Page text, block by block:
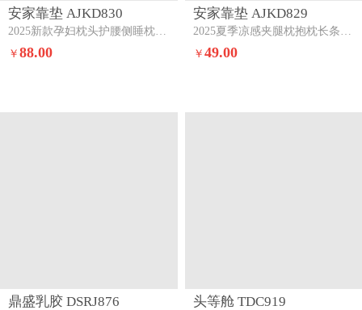
安家靠垫 AJKD830
2025新款孕妇枕头护腰侧睡枕托腹枕侧卧糖果抱靠枕怀孕专用神器（有）调节孕妇枕-香草绿20*150cm
￥88.00
安家靠垫 AJKD829
2025夏季凉感夹腿枕抱枕长条枕孕妇枕床头靠背靠垫跨境外贸【有】冬款-奶油黄
￥ 49.00
鼎盛乳胶 DSRJ876 头等舱 TDC919